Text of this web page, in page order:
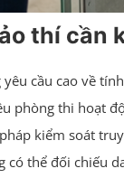
thí cần
cầu cao về
phòng thi hoạt
kiểm soát
có thể đối chiếu